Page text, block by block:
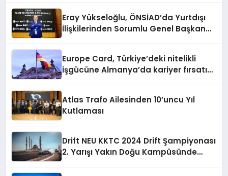
Eray Yükseloğlu, ÖNSİAD’da Yurtdışı
İlişkilerinden Sorumlu Genel Başkan
Europe Card, Türkiye’deki nitelikli
işgücüne Almanya’da kariyer fırsatı
Atlas Trafo Ailesinden 10’uncu Yıl
Kutlaması
Drift NEU KKTC 2024 Drift Şampiyonası
2. Yarışı Yakın Doğu Kampüsünde